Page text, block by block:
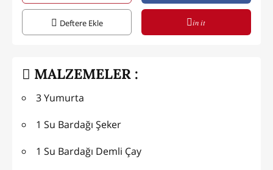
Deftere Ekle in it
MALZEMELER :
3 Yumurta
1 Su Bardağı Şeker
1 Su Bardağı Demli Çay